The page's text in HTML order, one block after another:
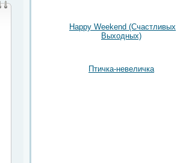
Happy Weekend (Счастливых
Выходных)
Птичка-невеличка